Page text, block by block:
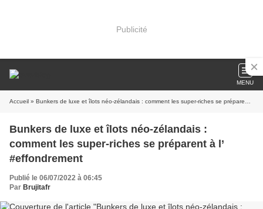
Publicité
MENU
Accueil » Bunkers de luxe et îlots néo-zélandais : comment les super-riches se préparent à l’ #effondrement
Bunkers de luxe et îlots néo-zélandais :
comment les super-riches se préparent à l’
#effondrement
Publié le 06/07/2022 à 06:45
Par Brujitafr